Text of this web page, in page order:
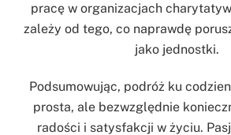
pracę w organizacjach
zależy od tego, co naprawdę
jako jednostki.
Podsumowując, podróż ku
prosta, ale bezwzględnie
radości i satysfakcji w życiu.